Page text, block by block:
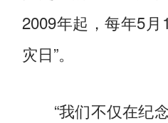
2009年起，每年5月
灾日”。
“我们不仅在纪